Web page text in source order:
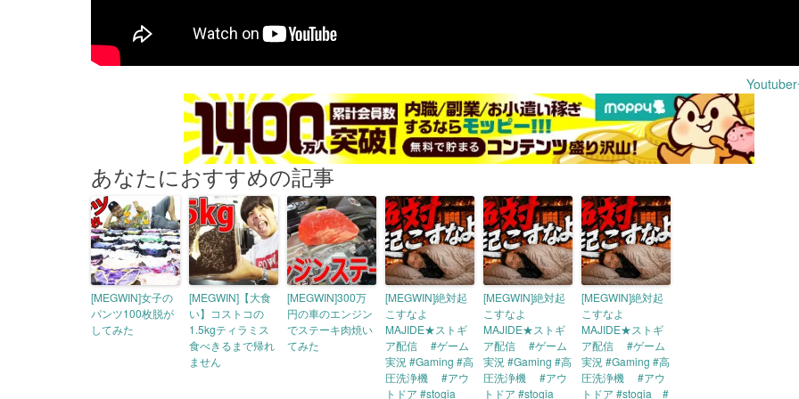
あなたにおすすめの記事
[MEGWIN]女子の
パンツ100枚脱が
してみた
[MEGWIN]【大食
い】コストコの
1.5kgティラミス
食べきるまで帰れ
ません
[MEGWIN]300万
円の車のエンジン
でステーキ肉焼い
てみた
[MEGWIN]絶対起
こすなよ
MAJIDE★ストギ
ア配信 #ゲーム
実況 #Gaming #高
圧洗浄機 #アウ
トドア #stogia
[MEGWIN]絶対起
こすなよ
MAJIDE★ストギ
ア配信 #ゲーム
実況 #Gaming #高
圧洗浄機 #アウ
トドア #stogia
[MEGWIN]絶対起
こすなよ
MAJIDE★ストギ
ア配信 #ゲーム
実況 #Gaming #高
圧洗浄機 #アウ
トドア #stogia #